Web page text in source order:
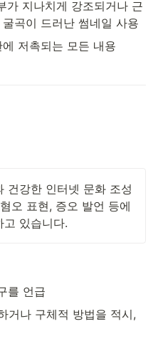
가 지나치게 강조되거나 근
곡이 드러난 썸네일 사용
저촉되는 모든 내용
건강한 인터넷 문화 조성
오 표현, 증오 발언 등에
있습니다.
를 언급
거나 구체적 방법을 적시,